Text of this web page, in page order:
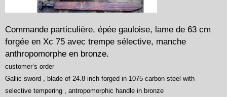
Commande particulière, épée gauloise, lame de 63 cm
forgée en Xc 75 avec trempe sélective, manche
anthropomorphe en bronze.
customer’s order
Gallic sword , blade of 24.8 inch forged in 1075 carbon steel with
selective tempering , antropomorphic handle in bronze